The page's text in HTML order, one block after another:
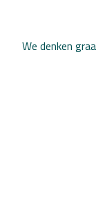
We denken